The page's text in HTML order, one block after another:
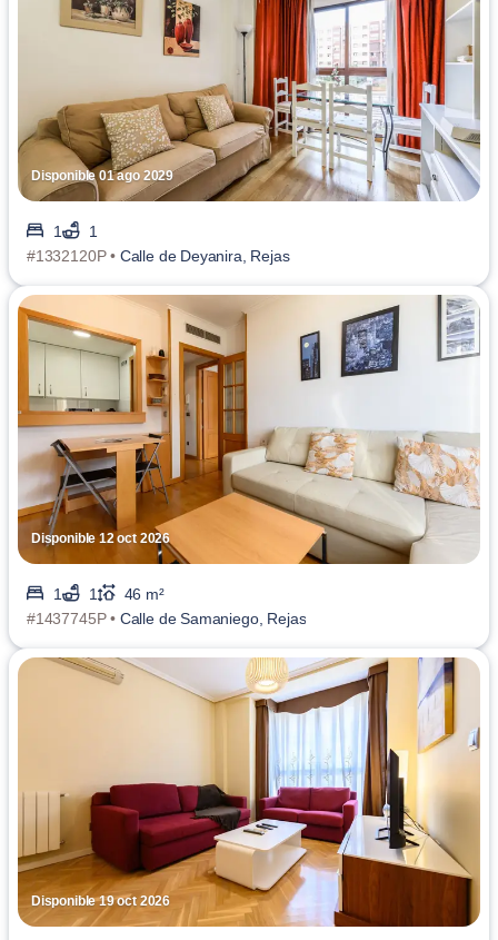
Disponible 01 ago 2029
1
1
#1332120P • Calle de Deyanira, Rejas
Disponible 12 oct 2026
1 1
46 m²
#1437745P • Calle de Samaniego, Rejas
Disponible 19 oct 2026